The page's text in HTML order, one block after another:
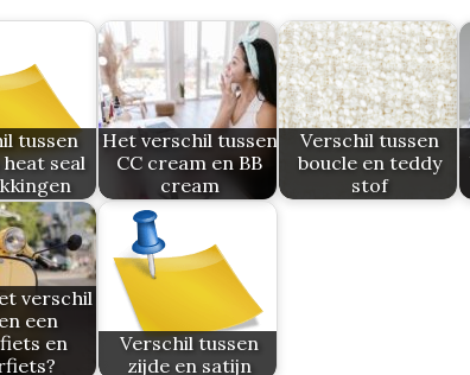
tussen
seal
Het verschil tussen
CC cream en BB
cream
Verschil tussen
boucle en teddy
stof
verschil
een
en
Verschil tussen
zijde en satijn